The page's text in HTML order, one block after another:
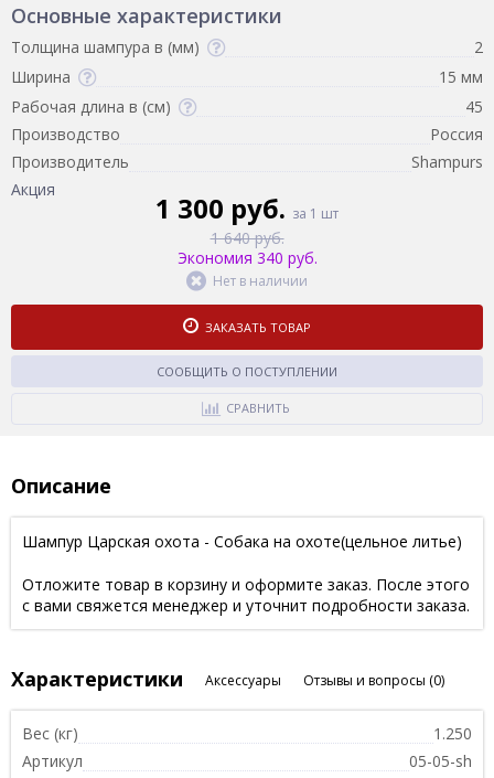
Основные характеристики
Толщина шампура в (мм)
2
Ширина
15 мм
Рабочая длина в (см)
45
Производство
Россия
Производитель
Shampurs
Акция
1 300 руб. за 1 шт
1 640 руб.
Экономия 340 руб.
Нет в наличии
ЗАКАЗАТЬ ТОВАР
СООБЩИТЬ О ПОСТУПЛЕНИИ
СРАВНИТЬ
Описание
Шампур Царская охота - Собака на охоте(цельное литье)
Отложите товар в корзину и оформите заказ. После этого
с вами свяжется менеджер и уточнит подробности заказа.
Характеристики Аксессуары Отзывы и вопросы (0)
Вес (кг)
1.250
Артикул
05-05-sh